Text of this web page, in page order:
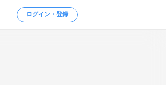
ログイン・登録